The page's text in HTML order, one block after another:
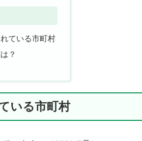
ている市町村
？
いる市町村